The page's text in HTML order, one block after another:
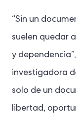
“Sin un
suelen quedar
y
investigadora
solo de un
libertad,